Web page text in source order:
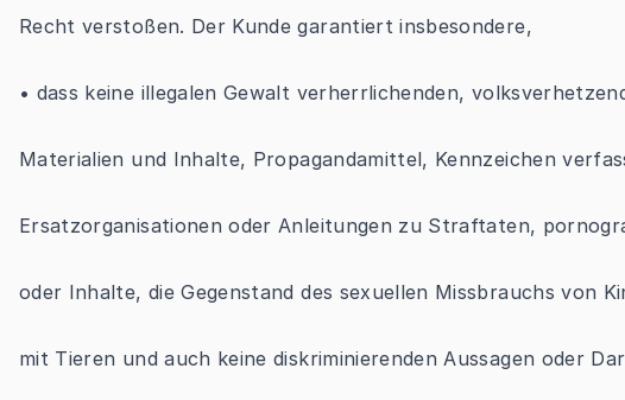
Recht verstoßen. Der Kunde garantiert insbesondere,
• dass keine illegalen Gewalt verherrlichenden,
Materialien und Inhalte, Propagandamittel, Kennzeichen
Ersatzorganisationen oder Anleitungen zu Straftaten,
oder Inhalte, die Gegenstand des sexuellen Missbrauchs von
mit Tieren und auch keine diskriminierenden Aussagen oder